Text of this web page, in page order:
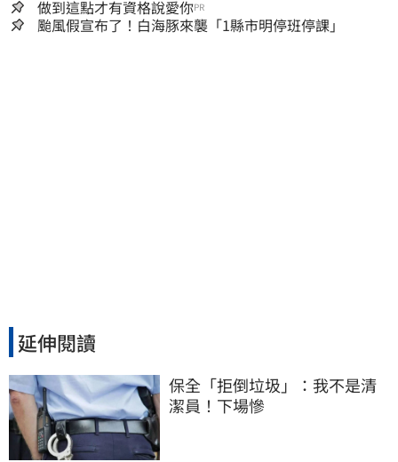
討公道結果出爐
做到這點才有資格說愛你PR
颱風假宣布了！白海豚來襲「1縣市明停班停課」
延伸閱讀
保全「拒倒垃圾」：我不是清
潔員！下場慘